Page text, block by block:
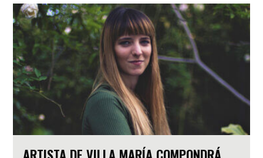
ARTISTA DE VILLA MARÍA COMPONDRÁ